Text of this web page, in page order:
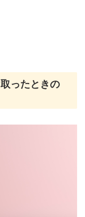
ったときの